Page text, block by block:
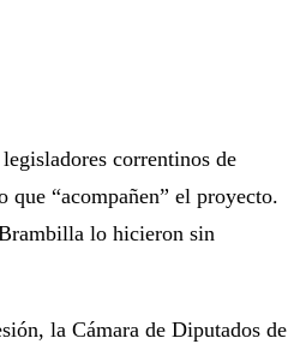
correntinos de
que “acompañen” el proyecto.
lo hicieron sin
la Cámara de Diputados de